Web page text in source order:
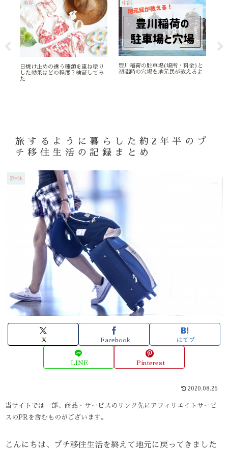
美容
日焼け止めの違う種類を重ね塗り
した効果はどの程度？検証してみ
た
中部
豊川稲荷の駐車場(場所・料金)と
初詣時の穴場を地元民が教えるよ
旅するように暮らした約2年半のプ
チ移住生活の記録まとめ
旅×住
X Facebook はてブ
LINE Pinterest
2020.08.26
当サイトでは一部、商品・サービスのリンク先にアフィリエイトサービ
スのPRを含むものがございます。
こんにちは、プチ移住生活を終えて地元に戻ってきました